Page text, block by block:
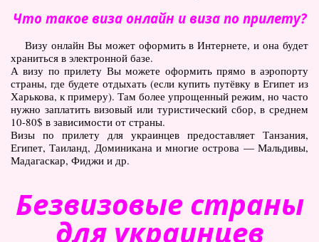
Что такое виза онлайн и виза по прилету?
Визу онлайн Вы может оформить в Интернете, и она будет
храниться в электронной базе.
А визу по прилету Вы можете оформить прямо в аэропорту
страны, где будете отдыхать (если купить путёвку в Египет из
Харькова, к примеру). Там более упрощенный режим, но часто
нужно заплатить визовый или туристический сбор, в среднем
10-80$ в зависимости от страны.
Визы по прилету для украинцев предоставляет Танзания,
Египет, Таиланд, Доминикана и многие острова — Мальдивы,
Мадагаскар, Фиджи и др.
Безвизовые страны
для украинцев